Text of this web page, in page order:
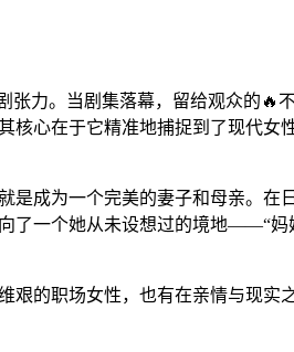
力。当剧集落幕，留给观众的🔥
心在于它精准地捕捉到了现代女
成为一个完美的妻子和母亲。在
了一个她从未设想过的境地——“妈
的职场女性，也有在亲情与现实